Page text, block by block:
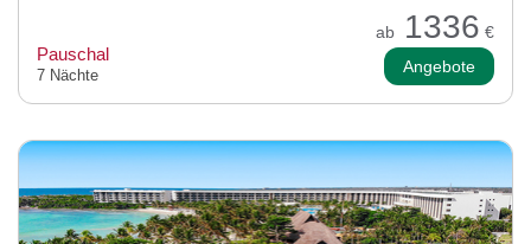
ab 1336 €
Pauschal
7 Nächte Angebote